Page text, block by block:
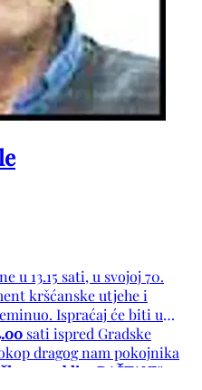
u 13.15 sati, u svojoj 70.
kršćanske utjehe i
Ispraćaj će biti u
sati ispred Gradske
dragog nam pokojnika
groblju „RAŠTANI“